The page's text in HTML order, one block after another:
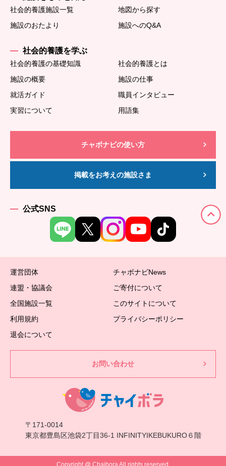
社会的養護施設一覧
地図から探す
施設のおたより
施設へのQ&A
社会的養護を学ぶ
社会的養護の基礎知識
社会的養護とは
施設の概要
施設の仕事
就活ガイド
職員インタビュー
実習について
用語集
チャボナビの使い方
掲載をお考えの施設さま
公式SNS
運営団体
チャボナビNews
連盟・協議会
ご寄付について
全国施設一覧
このサイトについて
利用規約
プライバシーポリシー
退会について
お問い合わせ
〒171-0014
東京都豊島区池袋2丁目36-1 INFINITYIKEBUKURO６階
Copyright @ Chaibora All rights reserved.